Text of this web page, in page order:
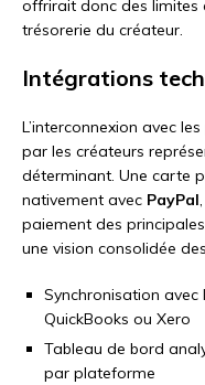
offrirait donc des limites
trésorerie du créateur.
Intégrations
L’interconnexion avec
par les créateurs
déterminant. Une carte
nativement avec PayPal,
paiement des
une vision consolidée
Synchronisation
QuickBooks ou Xero
Tableau de bord
par plateforme